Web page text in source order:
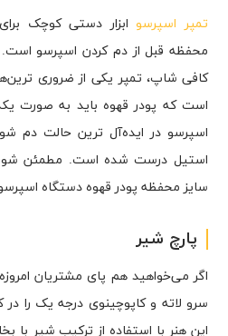
تمپر اسپرسوابزار دستی کوچک
محفظه قبل از دم کردن اسپرسو است.
کافی شاپ، تمپر یکی از ضروری
است که پودر قهوه باید به صورت
اسپرسو در ایده‌آل ترین حالت دم
استیل درست شده است. مطمئن
سایز محفظه پودر قهوه دستگاه اسپرسو
پارچ شیر
اگر می‌خواهید هم پای مشتریان
سرو لاته و کاپوچینوی درجه یک را در
این هنر با استفاده از ترکیب شیر با